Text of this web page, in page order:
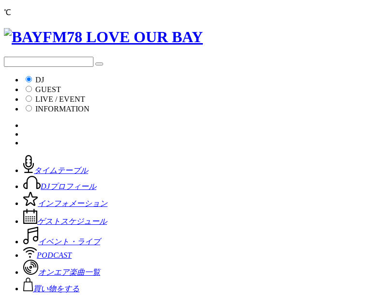
℃
DJ
GUEST
LIVE / EVENT
INFORMATION
タイムテーブル
DJプロフィール
インフォメーション
ゲストスケジュール
イベント・ライブ
PODCAST
オンエア楽曲一覧
買い物をする